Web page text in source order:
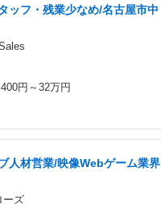
ッフ・残業少なめ/名古屋市中
円～32万円
人材営業/映像Webゲーム業界
ーズ